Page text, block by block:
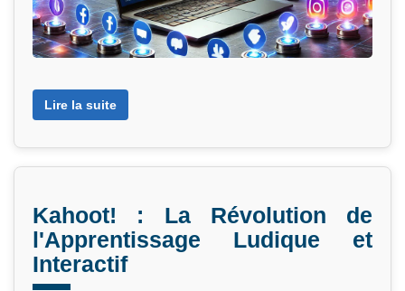
Lire la suite
Kahoot! : La Révolution de
l'Apprentissage Ludique et
Interactif